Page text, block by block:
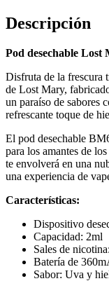
Descripción
Pod desechable
Disfruta de la frescura
de Lost Mary,
un paraíso de sabores
refrescante toque de
El pod desechable
para los amantes de
te envolverá en una
una experiencia de
Características:
Dispositivo
Capacidad: 2ml
Sales de
Batería de
Sabor: Uva y